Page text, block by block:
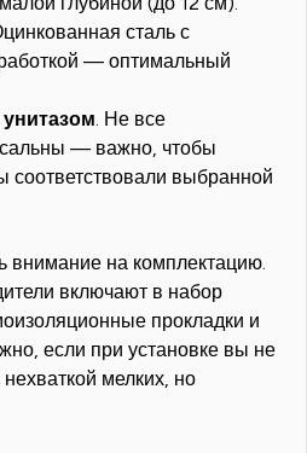
сталь с
— оптимальный
. Не все
— важно, чтобы
соответствовали выбранной
внимание на комплектацию.
включают в набор
прокладки и
если при установке вы не
нехваткой мелких, но